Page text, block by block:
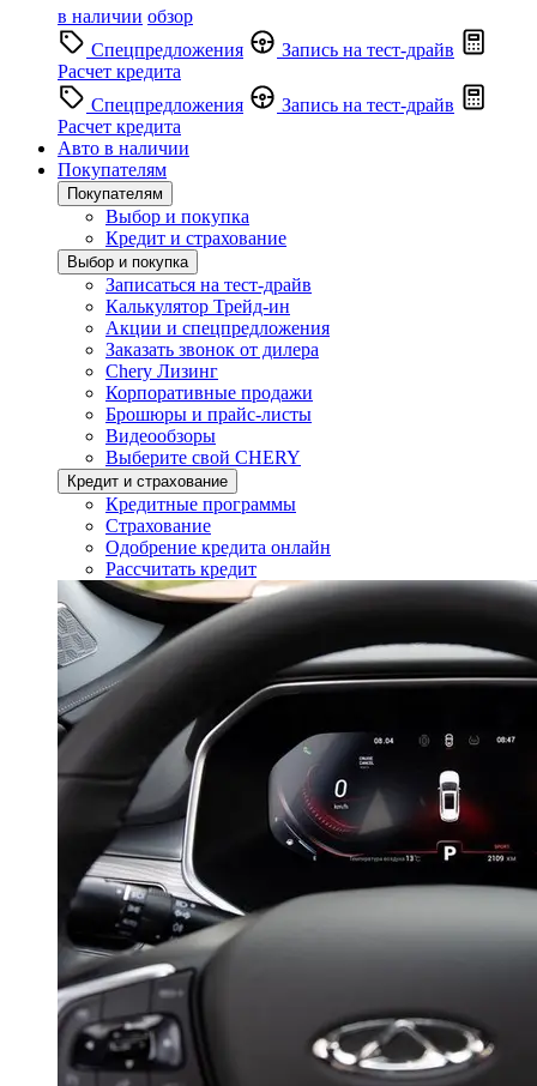
в наличии обзор
Спецпредложения
Запись на тест-драйв
Расчет кредита
Спецпредложения
Запись на тест-драйв
Расчет кредита
Авто в наличии
Покупателям
Покупателям
Выбор и покупка
Кредит и страхование
Выбор и покупка
Записаться на тест-драйв
Калькулятор Трейд-ин
Акции и спецпредложения
Заказать звонок от дилера
Chery Лизинг
Корпоративные продажи
Брошюры и прайс-листы
Видеообзоры
Выберите свой CHERY
Кредит и страхование
Кредитные программы
Страхование
Одобрение кредита онлайн
Рассчитать кредит